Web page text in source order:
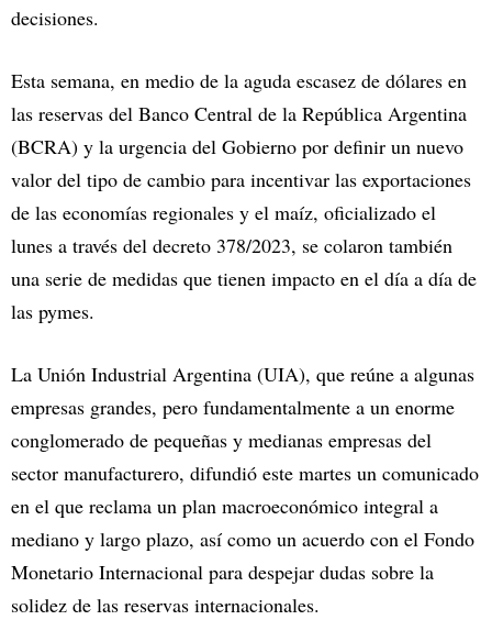
decisiones.
Esta semana, en medio de la aguda escasez de dólares en
las reservas del Banco Central de la República Argentina
(BCRA) y la urgencia del Gobierno por definir un nuevo
valor del tipo de cambio para incentivar las exportaciones
de las economías regionales y el maíz, oficializado el
lunes a través del decreto 378/2023, se colaron también
una serie de medidas que tienen impacto en el día a día de
las pymes.
La Unión Industrial Argentina (UIA), que reúne a algunas
empresas grandes, pero fundamentalmente a un enorme
conglomerado de pequeñas y medianas empresas del
sector manufacturero, difundió este martes un comunicado
en el que reclama un plan macroeconómico integral a
mediano y largo plazo, así como un acuerdo con el Fondo
Monetario Internacional para despejar dudas sobre la
solidez de las reservas internacionales.